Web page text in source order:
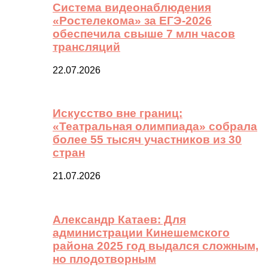
Система видеонаблюдения
«Ростелекома» за ЕГЭ-2026
обеспечила свыше 7 млн часов
трансляций
22.07.2026
Искусство вне границ:
«Театральная олимпиада» собрала
более 55 тысяч участников из 30
стран
21.07.2026
Александр Катаев: Для
администрации Кинешемского
района 2025 год выдался сложным,
но плодотворным